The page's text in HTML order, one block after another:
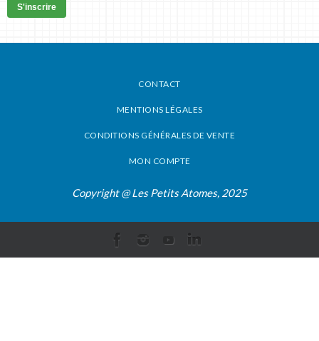
S'inscrire
CONTACT
MENTIONS LÉGALES
CONDITIONS GÉNÉRALES DE VENTE
MON COMPTE
Copyright @ Les Petits Atomes, 2025